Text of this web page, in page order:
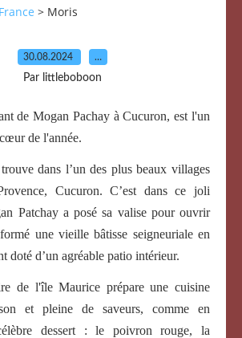
> Moris
30.08.2024 …
Par littleboboon
de Mogan Pachay à Cucuron, est l'un
de l'année.
dans l’un des plus beaux villages
Cucuron. C’est dans ce joli
Patchay a posé sa valise pour ouvrir
une vieille bâtisse seigneuriale en
doté d’un agréable patio intérieur.
de l'île Maurice prépare une cuisine
et pleine de saveurs, comme en
dessert : le poivron rouge, la